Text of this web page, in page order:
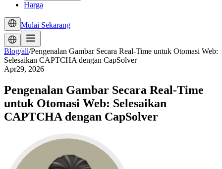
Harga
Mulai Sekarang
Blog/all/Pengenalan Gambar Secara Real-Time untuk Otomasi Web:
Selesaikan CAPTCHA dengan CapSolver
Apr29, 2026
Pengenalan Gambar Secara Real-Time
untuk Otomasi Web: Selesaikan
CAPTCHA dengan CapSolver